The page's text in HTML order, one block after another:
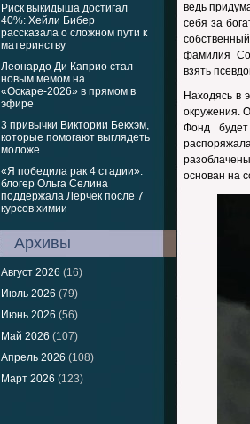
Риск выкидыша достигал
40%: Хейли Бибер
рассказала о сложном пути к
материнству
Леонардо Ди Каприо стал
новым мемом на
«Оскаре-2026» в прямом в
эфире
3 привычки Виктории Бекхэм,
которые помогают выглядеть
моложе
«Я победила рак 4 стадии»:
блогер Ольга Селина
поддержала Лерчек после 7
курсов химии
Архивы
Август 2026 (16)
Июль 2026 (79)
Июнь 2026 (56)
Май 2026 (107)
Апрель 2026 (108)
Март 2026 (123)
ведь
себя за
фамилия
взять
Находясь в
окружения.
Фонд
основан на